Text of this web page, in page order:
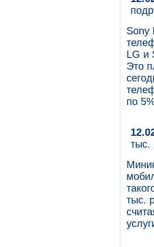
Sony
LG и
Это
по
тыс.
тыс.